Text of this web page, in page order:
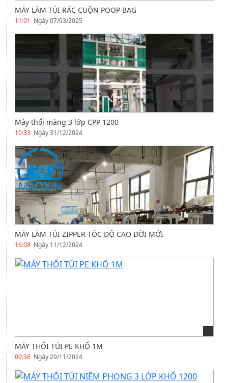
MÁY LÀM TÚI RÁC CUỘN POOP BAG
11:01 Ngày 07/03/2025
Máy thổi màng 3 lớp CPP 1200
10:33 Ngày 31/12/2024
MÁY LÀM TÚI ZIPPER TỐC ĐỘ CAO ĐỜI MỚI
16:08 Ngày 11/12/2024
MÁY THỔI TÚI PE KHỔ 1M
09:36 Ngày 29/11/2024